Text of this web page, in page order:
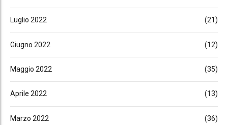
Luglio 2022 (21)
Giugno 2022 (12)
Maggio 2022 (35)
Aprile 2022 (13)
Marzo 2022 (36)